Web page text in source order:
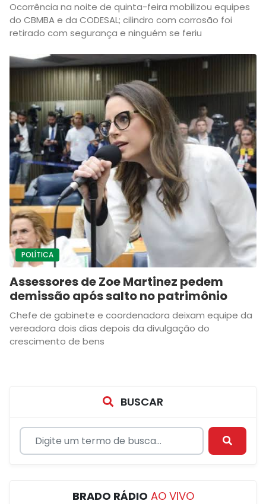
Ocorrência na noite de quinta-feira mobilizou equipes
do CBMBA e da CODESAL; cilindro com corrosão foi
retirado com segurança e ninguém se feriu
POLÍTICA
Assessores de Zoe Martinez pedem
demissão após salto no patrimônio
Chefe de gabinete e coordenadora deixam equipe da
vereadora dois dias depois da divulgação do
crescimento de bens
BUSCAR
BRADO RÁDIO AO VIVO